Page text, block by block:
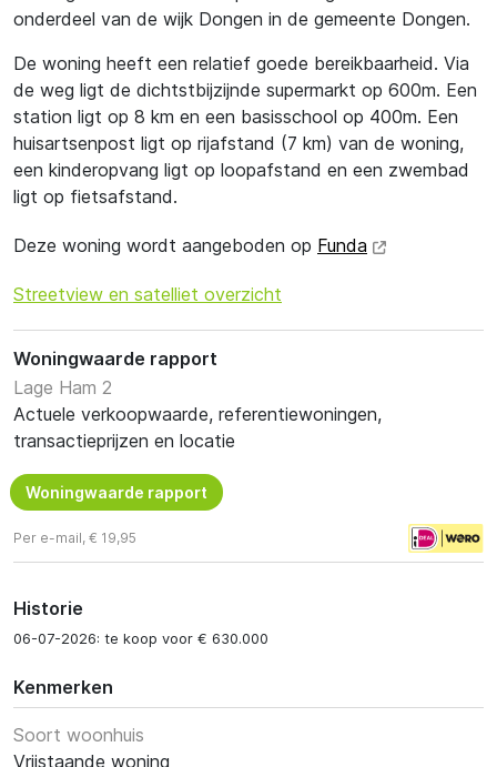
onderdeel van de wijk Dongen in de gemeente Dongen.
De woning heeft een relatief goede bereikbaarheid. Via
de weg ligt de dichtstbijzijnde supermarkt op 600m. Een
station ligt op 8 km en een basisschool op 400m. Een
huisartsenpost ligt op rijafstand (7 km) van de woning,
een kinderopvang ligt op loopafstand en een zwembad
ligt op fietsafstand.
Deze woning wordt aangeboden op Funda
Streetview en satelliet overzicht
Woningwaarde rapport
Lage Ham 2
Actuele verkoopwaarde, referentiewoningen,
transactieprijzen en locatie
Woningwaarde rapport
Per e-mail, € 19,95
Historie
06-07-2026: te koop voor € 630.000
Kenmerken
Soort woonhuis
Vrijstaande woning